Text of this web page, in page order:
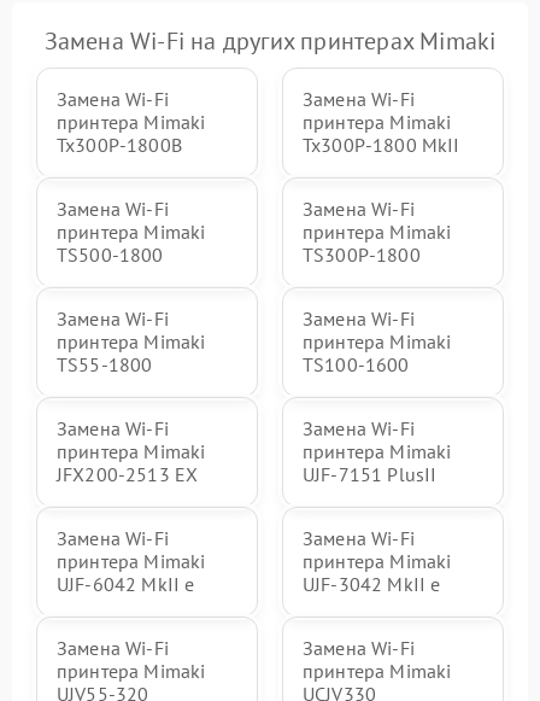
Замена Wi-Fi на других принтерах Mimaki
Замена Wi-Fi
принтера Mimaki
Tx300P-1800B
Замена Wi-Fi
принтера Mimaki
Tx300P-1800 MkII
Замена Wi-Fi
принтера Mimaki
TS500-1800
Замена Wi-Fi
принтера Mimaki
TS300P-1800
Замена Wi-Fi
принтера Mimaki
TS55-1800
Замена Wi-Fi
принтера Mimaki
TS100-1600
Замена Wi-Fi
принтера Mimaki
JFX200-2513 EX
Замена Wi-Fi
принтера Mimaki
UJF-7151 PlusII
Замена Wi-Fi
принтера Mimaki
UJF-6042 MkII e
Замена Wi-Fi
принтера Mimaki
UJF-3042 MkII e
Замена Wi-Fi
принтера Mimaki
UJV55-320
Замена Wi-Fi
принтера Mimaki
UCJV330